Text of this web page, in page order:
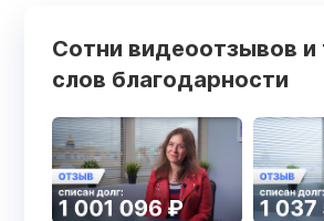
Сотни видеоотзывов и
слов благодарности